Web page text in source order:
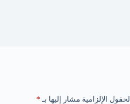
الحقول الإلزامية مشار إليها بـ *